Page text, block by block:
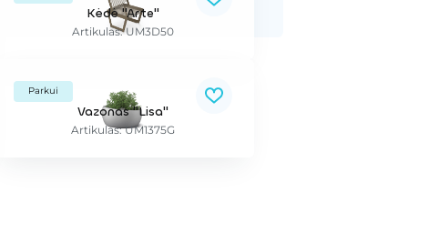
Kėdė "Arte"
Artikulas: UM3D50
Parkui
Vazonas "Lisa"
Artikulas: UM1375G